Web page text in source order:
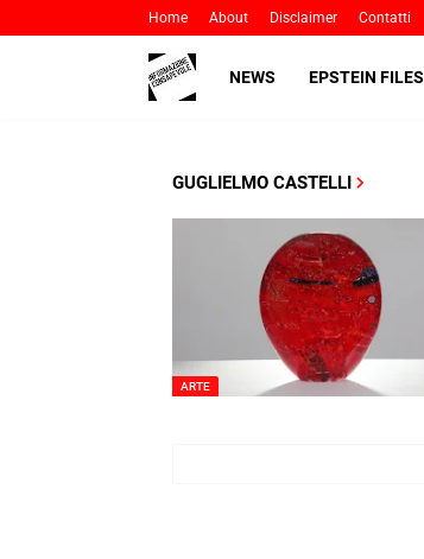
Home About Disclaimer Contatti
NEWS EPSTEIN FILES
GUGLIELMO CASTELLI
ARTE